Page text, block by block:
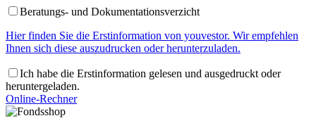
Beratungs- und Dokumentationsverzicht
Hier finden Sie die Erstinformation von youvestor. Wir empfehlen
Ihnen sich diese auszudrucken oder herunterzuladen.
Ich habe die Erstinformation gelesen und ausgedruckt oder
heruntergeladen.
Online-Rechner